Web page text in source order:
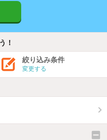
！
絞り込み条件
変更する